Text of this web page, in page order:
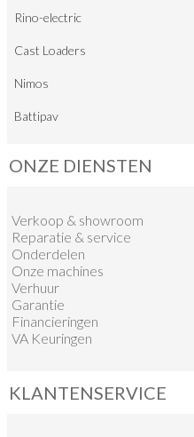
Rino-electric
Cast Loaders
Nimos
Battipav
ONZE DIENSTEN
Verkoop & showroom
Reparatie & service
Onderdelen
Onze machines
Verhuur
Garantie
Financieringen
VA Keuringen
KLANTENSERVICE